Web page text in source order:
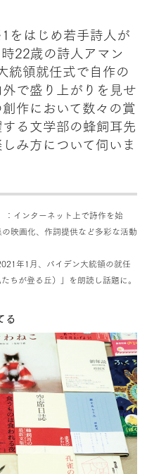
をはじめ若手詩人が
22歳の詩人アマン
統領就任式で自作の
で盛り上がりを見せ
作において数々の賞
る文学部の蜂飼耳先
み方について伺いま
インターネット上で詩作を始
映画化、作詞提供など多彩な活動
年1月、バイデン大統領の就任
ちが登る丘）」を朗読し話題に。
る